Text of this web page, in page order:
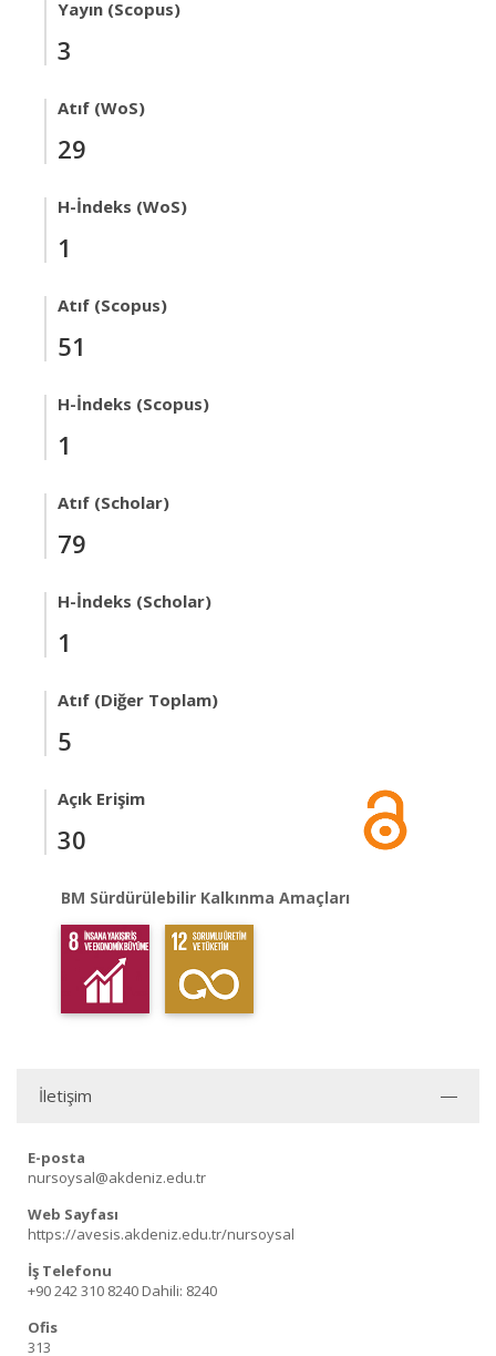
Yayın (Scopus)
3
Atıf (WoS)
29
H-İndeks (WoS)
1
Atıf (Scopus)
51
H-İndeks (Scopus)
1
Atıf (Scholar)
79
H-İndeks (Scholar)
1
Atıf (Diğer Toplam)
5
Açık Erişim
30
BM Sürdürülebilir Kalkınma Amaçları
İletişim
E-posta
nursoysal@akdeniz.edu.tr
Web Sayfası
https://avesis.akdeniz.edu.tr/nursoysal
İş Telefonu
+90 242 310 8240 Dahili: 8240
Ofis
313